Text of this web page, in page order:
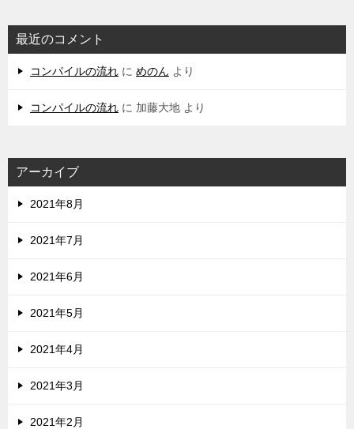
最近のコメント
コンパイルの流れ に めのん より
コンパイルの流れ に 加藤大地 より
アーカイブ
2021年8月
2021年7月
2021年6月
2021年5月
2021年4月
2021年3月
2021年2月